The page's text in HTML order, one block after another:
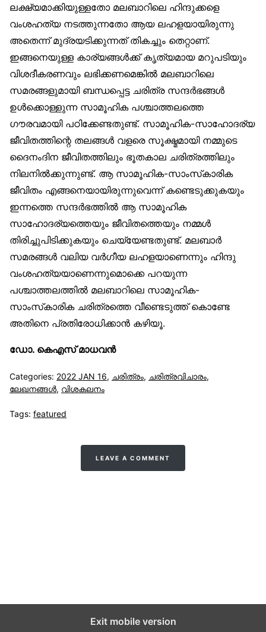
ലക്ഷ്യമാക്കിയുള്ളതോ മലബാറിലെ ഹിന്ദുക്കളെ
വംശഹത്യ നടത്തുന്നതോ ആയ ലഹളയായിരുന്നു
അതെന്ന് മുദ്രയടിക്കുന്നത് തികച്ചും തെറ്റാണ്.
ഇങ്ങനെയുള്ള കാര്യങ്ങൾക്ക് കൃത്യമായ മറുപടിയും
വിശദീകരണവും ലഭിക്കണമെങ്കിൽ മലബാറിലെ
സമരങ്ങളുമായി ബന്ധപ്പെട്ട ചരിത്ര സന്ദർഭങ്ങൾ
ഉൾക്കൊള്ളുന്ന സാമൂഹിക പശ്ചാത്തലത്തെ
ഗൗരവമായി പഠിക്കേണ്ടതുണ്ട്. സാമൂഹിക-സാഹോദര്യ
ജീവിതത്തിന്റെ തലങ്ങൾ വളരെ സൂക്ഷ്മമായി നമ്മുടെ
ദൈനംദിന ജീവിതത്തിലും ഭൂതകാല ചരിത്രത്തിലും
നിലനിൽക്കുന്നുണ്ട്. ആ സാമൂഹിക-സാംസ്‌കാരിക
ജീവിതം എങ്ങനെയായിരുന്നുവെന്ന് കണ്ടെടുക്കുകയും
ഇന്നത്തെ സന്ദർഭത്തിൽ ആ സാമൂഹിക
സാഹോദര്യത്തെയും ജീവിതത്തെയും നമ്മൾ
തിരിച്ചുപിടിക്കുകയും ചെയ്യേണ്ടതുണ്ട്. മലബാർ
സമരങ്ങൾ വലിയ വർഗീയ ലഹളയാണെന്നും ഹിന്ദു
വംശഹത്യയാണെന്നുമൊക്കെ പറയുന്ന
പശ്ചാത്തലത്തിൽ മലബാറിലെ സാമൂഹിക-
സാംസ്‌കാരിക ചരിത്രത്തെ വീണ്ടെടുത്ത് കൊണ്ടേ
അതിനെ പ്രതിരോധിക്കാൻ കഴിയൂ.
ഡോ. കെഎസ് മാധവൻ
Categories: 2022 JAN 16, ചരിത്രം, ചരിത്രവിചാരം,
ലേഖനങ്ങള്‍, വിശകലനം
Tags: featured
LEAVE A COMMENT
Exit mobile version